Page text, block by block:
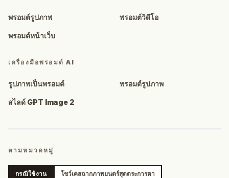
พรอมต์รูปภาพ พรอมต์วิดีโอ
พรอมต์หน้าเว็บ
เครื่องมือพรอมต์ AI
รูปภาพเป็นพรอมต์ พรอมต์รูปภาพ
สไลด์ GPT Image 2
ตามหมวดหมู่
กรณีใช้งาน โชว์เคสฉากภาพยนตร์สุดตระการตา